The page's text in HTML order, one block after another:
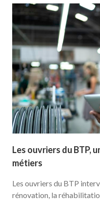
Les ouvriers du BTP,
métiers
Les ouvriers du BTP
rénovation, la